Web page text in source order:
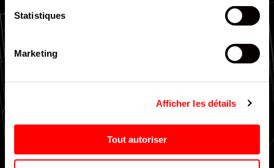
Statistiques
Marketing
Afficher les détails
Tout autoriser
EN SAVOIR PLUS